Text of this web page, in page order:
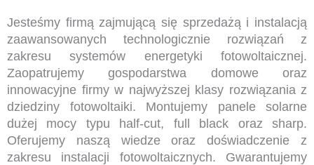
Jesteśmy firmą zajmującą się sprzedażą i instalacją
zaawansowanych technologicznie rozwiązań z
zakresu systemów energetyki fotowoltaicznej.
Zaopatrujemy gospodarstwa domowe oraz
innowacyjne firmy w najwyższej klasy rozwiązania z
dziedziny fotowoltaiki. Montujemy panele solarne
dużej mocy typu half-cut, full black oraz sharp.
Oferujemy naszą wiedze oraz doświadczenie z
zakresu instalacji fotowoltaicznych. Gwarantujemy